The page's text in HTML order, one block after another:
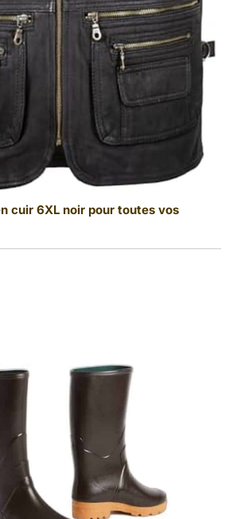
cuir 6XL noir pour toutes vos